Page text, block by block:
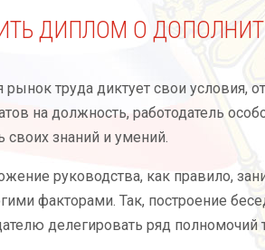
ДИПЛОМ О
рынок труда диктует свои условия,
на должность, работодатель
своих знаний и умений.
руководства, как правило,
факторами. Так, построение
делегировать ряд полномочий